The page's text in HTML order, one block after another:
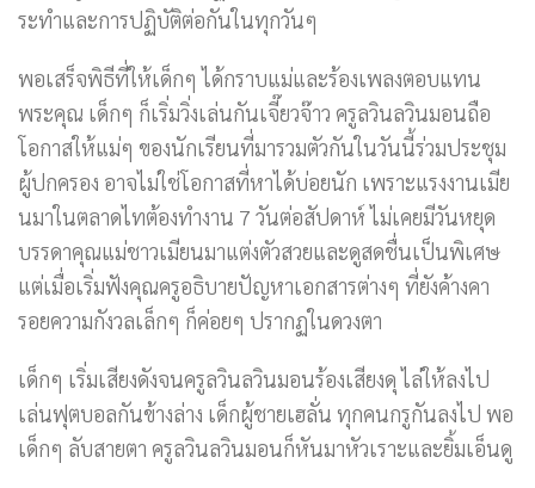
ระทำและการปฏิบัติต่อกันในทุกวันๆ
พอเสร็จพิธีที่ให้เด็กๆ ได้กราบแม่และร้องเพลงตอบแทน
พระคุณ เด็กๆ ก็เริ่มวิ่งเล่นกันเจี๊ยวจ๊าว ครูลวินลวินมอนถือ
โอกาสให้แม่ๆ ของนักเรียนที่มารวมตัวกันในวันนี้ร่วมประชุม
ผู้ปกครอง อาจไม่ใช่โอกาสที่หาได้บ่อยนัก เพราะแรงงานเมีย
นมาในตลาดไทต้องทำงาน 7 วันต่อสัปดาห์ ไม่เคยมีวันหยุด
บรรดาคุณแม่ชาวเมียนมาแต่งตัวสวยและดูสดชื่นเป็นพิเศษ
แต่เมื่อเริ่มฟังคุณครูอธิบายปัญหาเอกสารต่างๆ ที่ยังค้างคา
รอยความกังวลเล็กๆ ก็ค่อยๆ ปรากฏในดวงตา
เด็กๆ เริ่มเสียงดังจนครูลวินลวินมอนร้องเสียงดุ ไล่ให้ลงไป
เล่นฟุตบอลกันข้างล่าง เด็กผู้ชายเฮลั่น ทุกคนกรูกันลงไป พอ
เด็กๆ ลับสายตา ครูลวินลวินมอนก็หันมาหัวเราะและยิ้มเอ็นดู